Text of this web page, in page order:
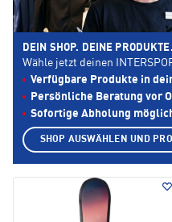
DEIN SHOP. DEINE PRODUKTE.
Wähle jetzt deinen
Verfügbare Produkte in
Persönliche Beratung vor
Sofortige Abholung